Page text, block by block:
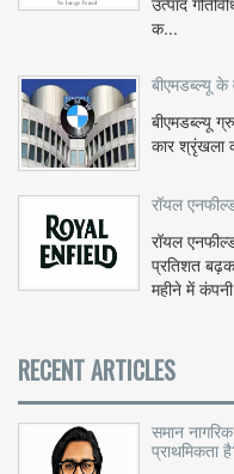
क...
बीएमडब्ल्यू
बीएमडब्ल्यू
कार श्रृंखला
रॉयल
रॉयल
प्रतिशत
महीने में
RECENT ARTICLES
समान
प्राथमिकता